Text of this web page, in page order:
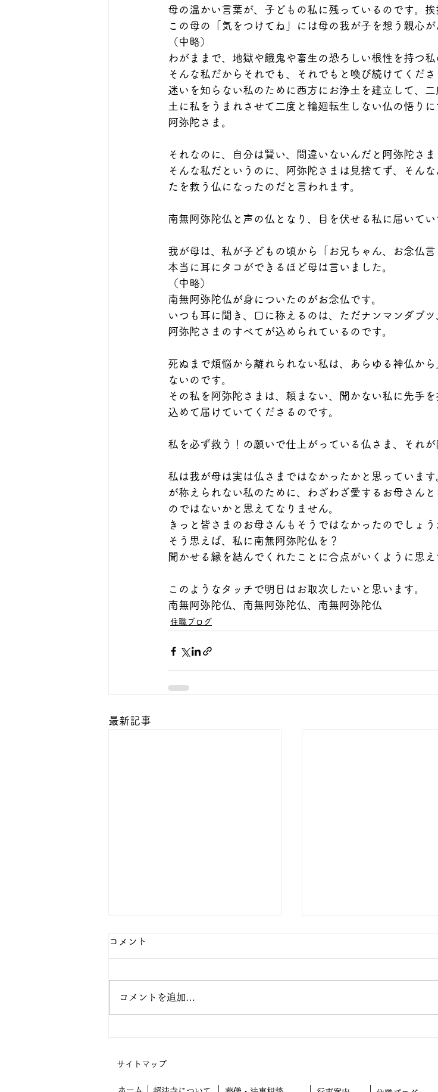
母の温かい言葉が、子どもの私に残っているのです。挨
この母の「気をつけてね」には母の我が子を想う親心が
（中略）
わがままで、地獄や餓鬼や畜生の恐ろしい根性を持つ
そんな私だからそれでも、それでもと喚び続けてくださ
迷いを知らない私のために西方にお浄土を建立して、
土に私をうまれさせて二度と輪廻転生しない仏の悟り
阿弥陀さま。
それなのに、自分は賢い、間違いないんだと阿弥陀さ
そんな私だというのに、阿弥陀さまは見捨てず、そん
たを救う仏になったのだと言われます。
南無阿弥陀仏と声の仏となり、目を伏せる私に届いてい
我が母は、私が子どもの頃から「お兄ちゃん、お念仏言
本当に耳にタコができるほど母は言いました。
（中略）
南無阿弥陀仏が身についたのがお念仏です。
いつも耳に聞き、口に称えるのは、ただナンマンダブ
阿弥陀さまのすべてが込められているのです。
死ぬまで煩悩から離れられない私は、あらゆる神仏か
ないのです。
その私を阿弥陀さまは、頼まない、聞かない私に先手
込めて届けていてくださるのです。
私を必ず救う！の願いで仕上がっている仏さま、それが
私は我が母は実は仏さまではなかったかと思っていま
が称えられない私のために、わざわざ愛するお母さん
のではないかと思えてなりません。
きっと皆さまのお母さんもそうではなかったのでしょう
そう思えば、私に南無阿弥陀仏を？
聞かせる縁を結んでくれたことに合点がいくように思え
このようなタッチで明日はお取次したいと思います。
南無阿弥陀仏、南無阿弥陀仏、南無阿弥陀仏
住職ブログ
最新記事
う
コメント
コメントを追加…
サイトマップ
ホーム